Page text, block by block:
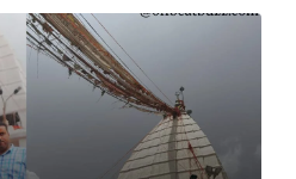
भर्ती
से...